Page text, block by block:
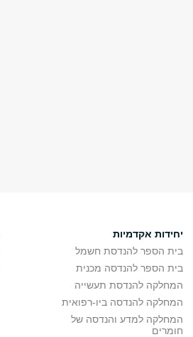
יחידות אקדמיות
בית הספר להנדסת חשמל
בית הספר להנדסה מכנית
המחלקה להנדסת תעשייה
המחלקה להנדסה ביו-רפואית
המחלקה למדע והנדסה של
חומרים